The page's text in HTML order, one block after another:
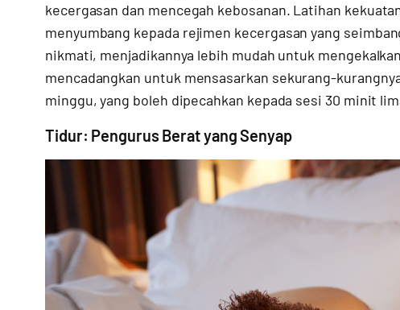
kecergasan dan mencegah kebosanan. Latihan
menyumbang kepada rejimen kecergasan yang
nikmati, menjadikannya lebih mudah untuk
mencadangkan untuk mensasarkan sekurang-
minggu, yang boleh dipecahkan kepada sesi 30 minit
Tidur: Pengurus Berat yang Senyap